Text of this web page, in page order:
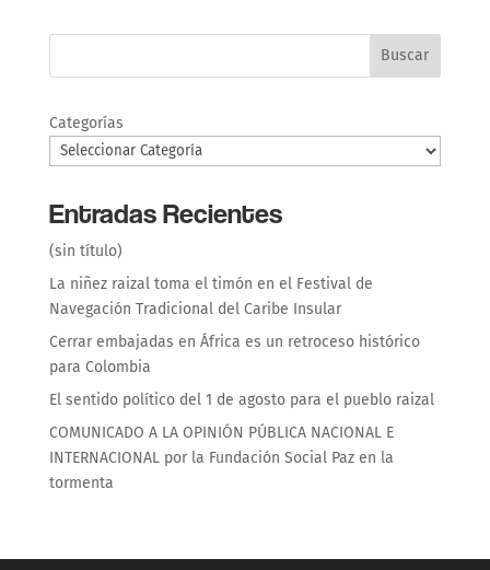
Buscar
Categorías
Entradas Recientes
(sin título)
La niñez raizal toma el timón en el Festival de
Navegación Tradicional del Caribe Insular
Cerrar embajadas en África es un retroceso histórico
para Colombia
El sentido político del 1 de agosto para el pueblo raizal
COMUNICADO A LA OPINIÓN PÚBLICA NACIONAL E
INTERNACIONAL por la Fundación Social Paz en la
tormenta